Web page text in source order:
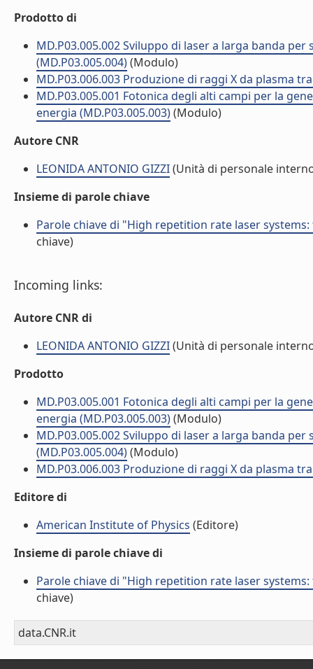
Prodotto di
MD.P03.005.002 Sviluppo di laser a larga banda
(MD.P03.005.004)(Modulo)
MD.P03.006.003 Produzione di raggi X da plasma
MD.P03.005.001 Fotonica degli alti campi per la
energia (MD.P03.005.003)(Modulo)
Autore CNR
LEONIDA ANTONIO GIZZI(Unità di personale
Insieme di parole chiave
Parole chiave di "High repetition rate laser
chiave)
Incoming links:
Autore CNR di
LEONIDA ANTONIO GIZZI(Unità di personale
Prodotto
MD.P03.005.001 Fotonica degli alti campi per la
energia (MD.P03.005.003)(Modulo)
MD.P03.005.002 Sviluppo di laser a larga banda
(MD.P03.005.004)(Modulo)
MD.P03.006.003 Produzione di raggi X da plasma
Editore di
American Institute of Physics (Editore)
Insieme di parole chiave di
Parole chiave di "High repetition rate laser
chiave)
data.CNR.it